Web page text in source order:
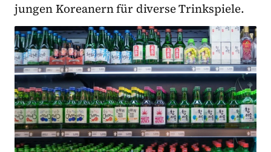
jungen Koreanern für diverse Trinkspiele.